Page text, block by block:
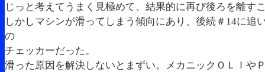
じっと考えてうまく見極めて、結果的に再び後ろを離す
しかしマシンが滑ってしまう傾向にあり、後続＃14に追
の
チェッカーだった。
滑った原因を解決しないとまずい。メカニックＯＬＩや